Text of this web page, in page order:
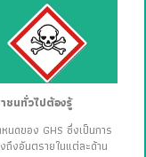
นทั่วไปต้องรู้
ดของ GHS ซึ่งเป็นการ
ถึงอันตรายในแต่ละด้าน